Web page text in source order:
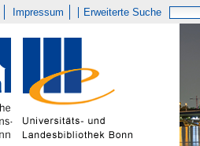
Impressum Erweiterte Suche